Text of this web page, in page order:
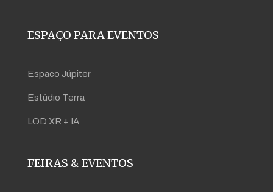
ESPAÇO PARA EVENTOS
Espaco Júpiter
Estúdio Terra
LOD XR + IA
FEIRAS & EVENTOS